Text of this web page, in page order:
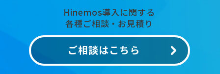
Hinemos導入に関する
各種ご相談・お見積り
ご相談はこちら